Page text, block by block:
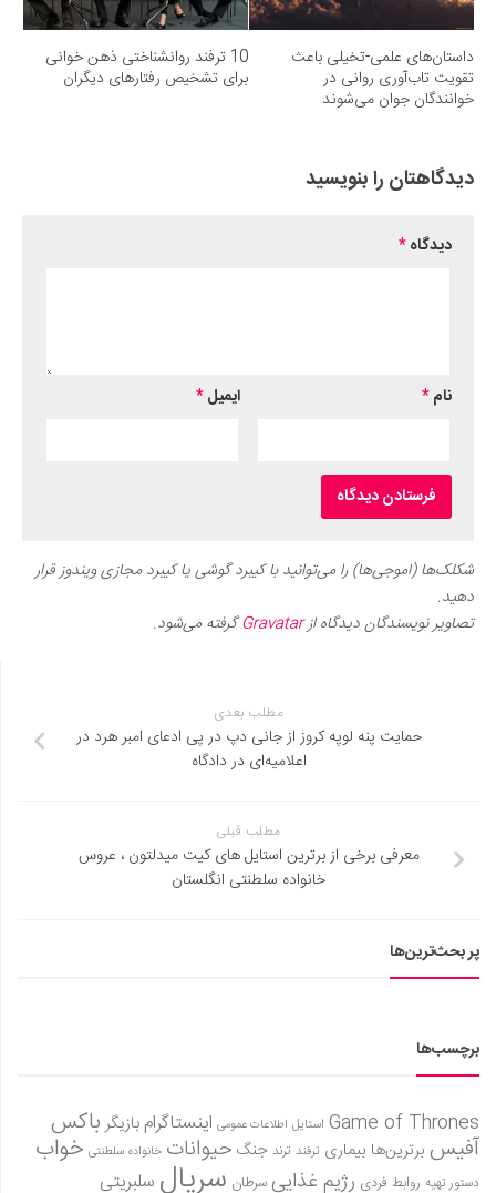
داستان‌های علمی-تخیلی باعث
تقویت تاب‌آوری روانی در
خوانندگان جوان می‌شوند
10 ترفند روانشناختی ذهن خوانی
برای تشخیص رفتارهای دیگران
دیدگاهتان را بنویسید
دیدگاه*
نام* ایمیل*
شکلک‌ها (اموجی‌ها) را می‌توانید با کیبرد گوشی یا کیبرد مجازی ویندوز قرار
دهید.
تصاویر نویسندگان دیدگاه ازGravatarگرفته می‌شود.
مطلب بعدی
حمایت پنه لوپه کروز از جانی دپ در پی ادعای امبر هرد در
اعلامیه‌ای در دادگاه
مطلب قبلی
معرفی برخی از برترین استایل های کیت میدلتون ، عروس
خانواده سلطنتی انگلستان
پر بحث‌ترین‌ها
برچسب‌ها
Game of Thrones استایل اطلاعات عمومی اینستاگرام بازیگر باکس
آفیس برترین‌ها بیماری ترفند ترند جنگ حیوانات خانواده سلطنتی خواب
دستور تهیه روابط فردی رژیم غذاییسرطان سریال سلبریتی